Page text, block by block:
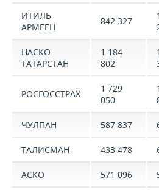
ИТИЛЬ
АРМЕЕЦ
842 327
НАСКО
ТАТАРСТАН
1 184
802
РОСГОССТРАХ
1 729
050
ЧУЛПАН 587 837
ТАЛИСМАН 433 478
АСКО 571 096